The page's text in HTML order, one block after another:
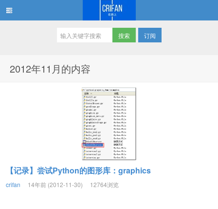
订阅
2012年11月的内容
【记录】尝试Python的图形库：graphics
crifan 14年前 (2012-11-30) 12764浏览